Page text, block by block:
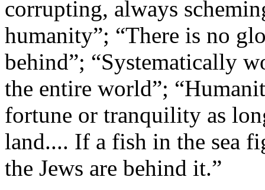
corrupting, always
humanity”; “There is no
behind”; “Systematically
the entire world”;
fortune or tranquility as
land.... If a fish in the sea
the Jews are behind it.”